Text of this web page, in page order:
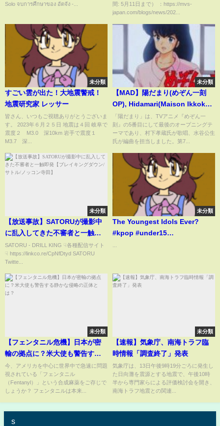
田敦子 solo ver.~)
Solo จบการศึกษาของ อัตจัง -...
まった笑【トルピードバット】
間: 5月11日まで） ：https://mvs-
japan.com/blogs/news/202...
未分類
すごい雲が出た！大地震警戒！
地震研究家 レッサー
皆さん、いつもご視聴ありがとうございま
す。 2023年６月２５日 地震は４回 岐阜で
震度２ M3.0 深10km 岩手で震度１
M3.7 深...
未分類
【MAD】陽だまり(めぞん一刻
OP), Hidamari(Maison Ikkoku
OST)
「陽だまり」は、TVアニメ『めぞん一
刻』の5番目にして最後のオープニングテ
ーマであり、村下孝蔵氏が歌唱、水谷公生
氏が編曲を担当しました。第7...
未分類
【放送事故】SATORUが撮影中
に乱入してきた不審者と一触即
発【ブレイキングダウン/サトル/
ノッコン寺田】
SATORU - DRILL KING ☟各種配信サイト
☟ https://linkco.re/CpNfDtyd SATORU
Twitte...
未分類
The Youngest Idols Ever?
#kpop #under15
未分類
【フェンタニル危機】日本が密
輸の拠点に？米大使も警告する
静かな侵略の正体とは？
今、アメリカを中心に世界中で急速に問題
視されている「フェンタニル
（Fentanyl）」という合成麻薬をご存じで
しょうか？ フェンタニルは本来...
未分類
【速報】気象庁、南海トラフ臨
時情報「調査終了」発表
気象庁は、13日午後9時19分ごろに発生し
た日向灘を震源とする地震で、午後10時
半から専門家らによる評価検討会を開き、
南海トラフ地震との関連...
s